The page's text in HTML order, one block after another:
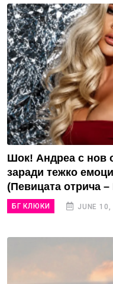
Шок! Андреа с нов
заради тежко
(Певицата отрича
БГ КЛЮКИ JUNE 10,